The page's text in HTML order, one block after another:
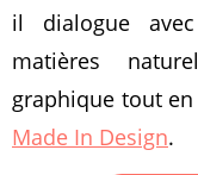
il dialogue
matières
graphique tout
Made In Design.